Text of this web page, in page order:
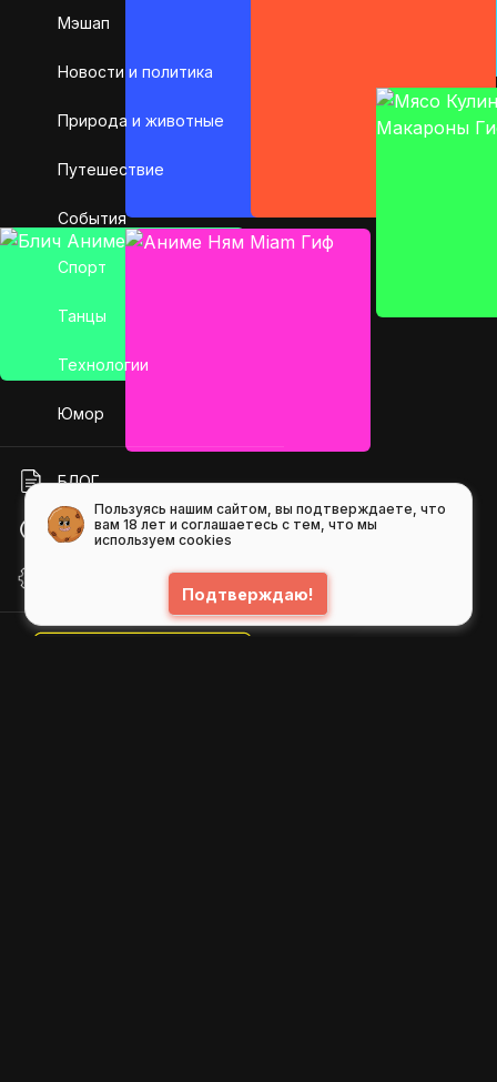
Мэшап
Новости и политика
Природа и животные
Путешествие
События
Спорт
Танцы
Технологии
Юмор
БЛОГ
ПОМОЩЬ
Пользуясь нашим сайтом, вы подтверждаете, что
вам 18 лет и соглашаетесь с тем, что мы
используем cookies
Подтверждаю!